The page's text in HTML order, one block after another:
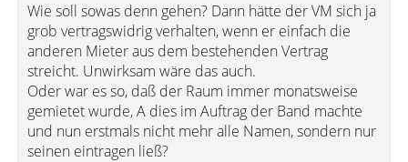
Wie soll sowas denn gehen? Dann hätte der VM sich ja
grob vertragswidrig verhalten, wenn er einfach die
anderen Mieter aus dem bestehenden Vertrag
streicht. Unwirksam wäre das auch.
Oder war es so, daß der Raum immer monatsweise
gemietet wurde, A dies im Auftrag der Band machte
und nun erstmals nicht mehr alle Namen, sondern nur
seinen eintragen ließ?